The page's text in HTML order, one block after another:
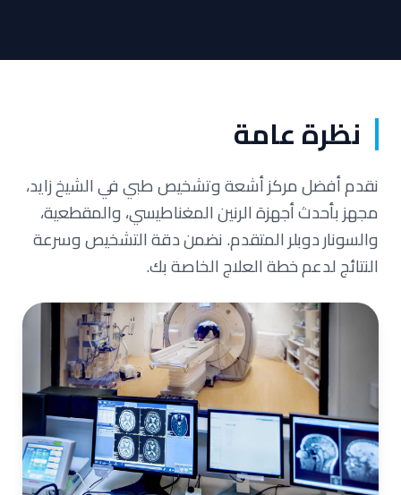
نظرة عامة
نقدم أفضل مركز أشعة وتشخيص طبي في الشيخ زايد،
مجهز بأحدث أجهزة الرنين المغناطيسي، والمقطعية،
والسونار دوبلر المتقدم. نضمن دقة التشخيص وسرعة
النتائج لدعم خطة العلاج الخاصة بك.